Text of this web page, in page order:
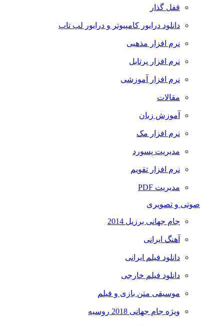
قفل گذار
دانلود درایور کامپیوتر و درایور لپ تاپ
نرم افزار مذهبی
نرم افزار پرتابل
نرم افزار آموزشی
مقالات
آموزش زبان
نرم افزار مک
مدیریت پسورد
نرم افزار تقویم
مدیریت PDF
صوتی و تصویری
جام جهانی برزیل 2014
آهنگ ایرانی
دانلود فیلم ایرانی
دانلود فیلم خارجی
موسیقی متن بازی و فیلم
ویژه جام جهانی 2018 روسیه